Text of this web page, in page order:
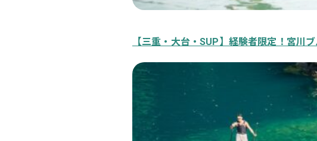
【三重・大台・SUP】経験者限定！宮川